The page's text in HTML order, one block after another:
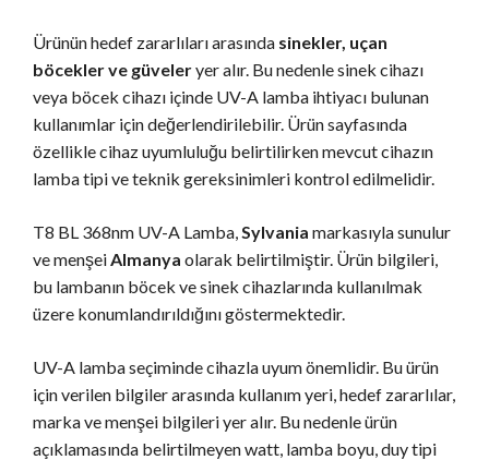
Ürünün hedef zararlıları arasında sinekler, uçan
böcekler ve güveleryer alır. Bu nedenle sinek cihazı
veya böcek cihazı içinde UV-A lamba ihtiyacı bulunan
kullanımlar için değerlendirilebilir. Ürün sayfasında
özellikle cihaz uyumluluğu belirtilirken mevcut cihazın
lamba tipi ve teknik gereksinimleri kontrol edilmelidir.
T8 BL 368nm UV-A Lamba, Sylvania markasıyla sunulur
ve menşei Almanya olarak belirtilmiştir. Ürün bilgileri,
bu lambanın böcek ve sinek cihazlarında kullanılmak
üzere konumlandırıldığını göstermektedir.
UV-A lamba seçiminde cihazla uyum önemlidir. Bu ürün
için verilen bilgiler arasında kullanım yeri, hedef zararlılar,
marka ve menşei bilgileri yer alır. Bu nedenle ürün
açıklamasında belirtilmeyen watt, lamba boyu, duy tipi